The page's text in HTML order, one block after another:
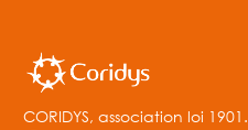
CORIDYS, association loi 1901.